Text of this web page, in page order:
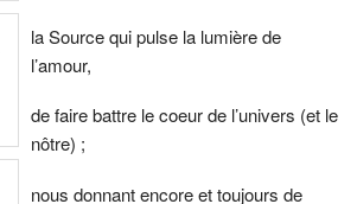
la Source qui pulse la lumière de
l’amour,
de faire battre le coeur de l’univers (et le
nôtre) ;
nous donnant encore et toujours de